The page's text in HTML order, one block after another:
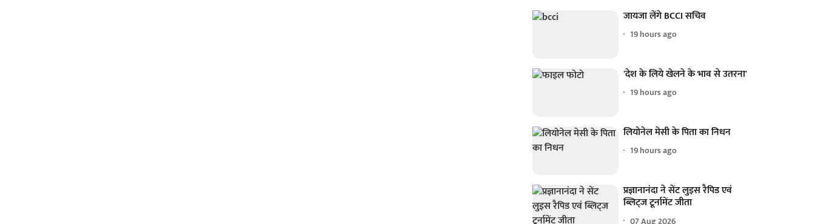
जायजा लेंगे BCCI सचिव
19 hours ago
'देश के लिये खेलने के भाव से उतरना'
19 hours ago
लियोनेल मेसी के पिता का निधन
19 hours ago
प्रज्ञानानंदा ने सेंट लुइस रैपिड एवं
ब्लिट्ज टूर्नामेंट जीता
07 Aug 2026